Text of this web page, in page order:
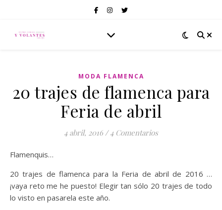
MODA FLAMENCA
20 trajes de flamenca para
Feria de abril
4 abril, 2016 / 4 Comentarios
Flamenquis…
20 trajes de flamenca para la Feria de abril de 2016 …
¡vaya reto me he puesto! Elegir tan sólo 20 trajes de todo
lo visto en pasarela este año.